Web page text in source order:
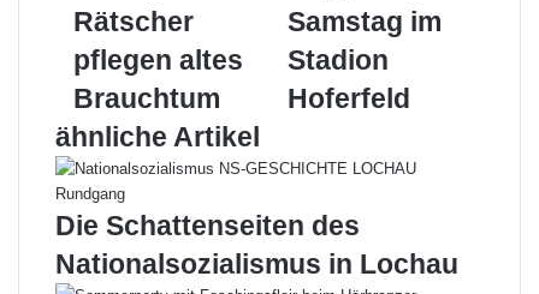
pflegen
Brauchtum
Rätscher
pflegen altes
Brauchtum
Samstag
Stadion
Hoferfeld
Samstag im
Stadion
Hoferfeld
ähnliche Artikel
Die Schattenseiten des
Nationalsozialismus in Lochau